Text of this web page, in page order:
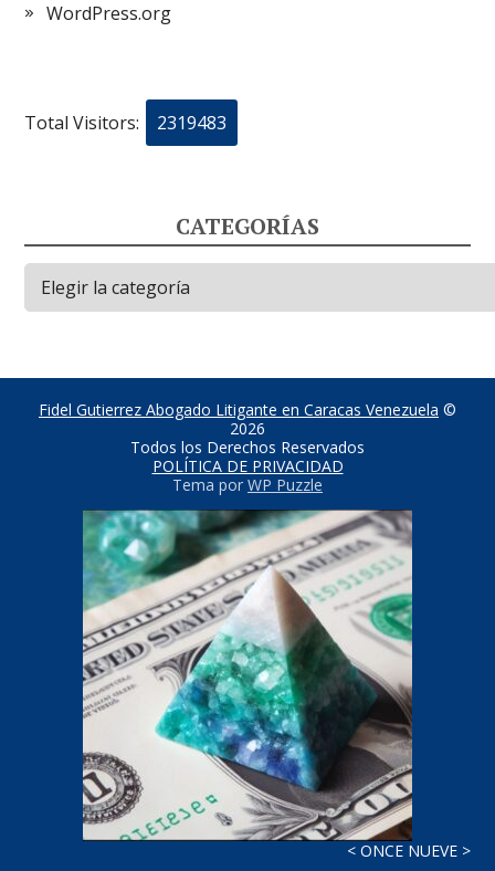
WordPress.org
Total Visitors: 2319483
CATEGORÍAS
Categorías
Fidel Gutierrez Abogado Litigante en Caracas Venezuela ©
2026
Todos los Derechos Reservados
POLÍTICA DE PRIVACIDAD
Tema por WP Puzzle
< ONCE NUEVE >